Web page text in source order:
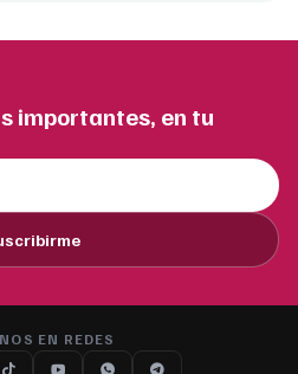
importantes, en tu
EN REDES